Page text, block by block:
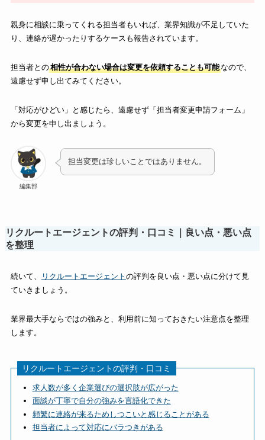
親身に相談に乗ってくれる担当者もいれば、業界知識が不足していた
り、連絡が遅かったりするケースも報告されています。
担当者との相性が合わない場合は変更を依頼することも可能なので、
遠慮せず申し出てみてください。
「対応がひどい」と感じたら、遠慮せず「担当者変更申請フォーム」
から変更を申し出ましょう。
編集部
担当変更は珍しいことではありません。
リクルートエージェントの評判・口コミ｜良い点・悪い点
を整理
続いて、 リクルートエージェント の評判を良い点・悪い点に分けて見
ていきましょう。
業界最大手ならではの強みと、利用前に知っておきたい注意点を整理
します。
リクルートエージェントの評判・口コミ
求人数が多く企業選びの選択肢が広がった
面談が丁寧で自分の強みを言語化できた
頻繁に連絡が来るためしつこいと感じることがある
担当者によって対応にバラつきがある